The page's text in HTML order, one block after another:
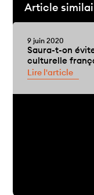
Article
9 juin 2020
Saura-t-on
culturelle
Lire l'article